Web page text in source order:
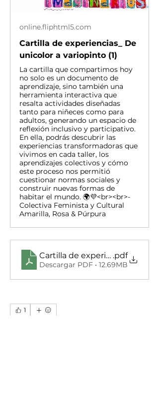
online.fliphtml5.com
Cartilla de experiencias_ De
unicolor a variopinto (1)
La cartilla que compartimos hoy
no solo es un documento de
aprendizaje, sino también una
herramienta interactiva que
resalta actividades diseñadas
tanto para niñeces como para
adultos, generando un espacio de
reflexión inclusivo y participativo.
En ella, podrás descubrir las
experiencias transformadoras que
vivimos en cada taller, los
aprendizajes colectivos y cómo
este proceso nos permitió
cuestionar normas sociales y
construir nuevas formas de
habitar el mundo. 🌍💜<br><br>-
Colectiva Feminista y Cultural
Amarilla, Rosa & Púrpura
Cartilla de experiencias_ De
.pdf
Descargar PDF • 12.69MB
1